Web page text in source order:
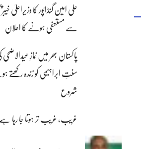
علی امین گنڈاپور کا وزیراعلیٰ
سے مستعفی ہونے کا اعلان
پاکستان بھر میں نمازِ
سنتِ ابراہیمی کو زندہ رکھتے
شروع
غریب، غریب تر ہوتا جا رہا ہے